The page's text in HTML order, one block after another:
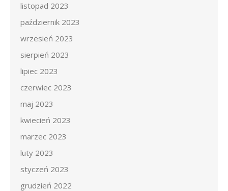
listopad 2023
październik 2023
wrzesień 2023
sierpień 2023
lipiec 2023
czerwiec 2023
maj 2023
kwiecień 2023
marzec 2023
luty 2023
styczeń 2023
grudzień 2022